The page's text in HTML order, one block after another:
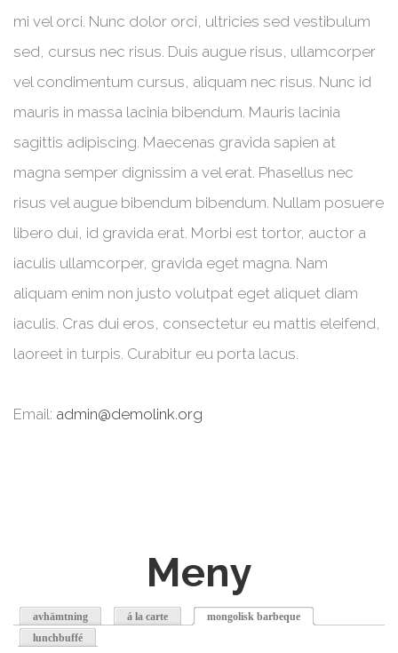
mi vel orci. Nunc dolor orci, ultricies sed vestibulum
sed, cursus nec risus. Duis augue risus, ullamcorper
vel condimentum cursus, aliquam nec risus. Nunc id
mauris in massa lacinia bibendum. Mauris lacinia
sagittis adipiscing. Maecenas gravida sapien at
magna semper dignissim a vel erat. Phasellus nec
risus vel augue bibendum bibendum. Nullam posuere
libero dui, id gravida erat. Morbi est tortor, auctor a
iaculis ullamcorper, gravida eget magna. Nam
aliquam enim non justo volutpat eget aliquet diam
iaculis. Cras dui eros, consectetur eu mattis eleifend,
laoreet in turpis. Curabitur eu porta lacus.
Email: admin@demolink.org
Meny
avhämtning á la carte mongolisk barbeque
lunchbuffé